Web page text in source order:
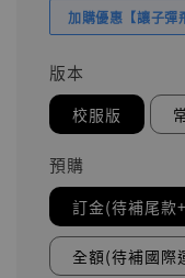
加購優惠【讓子彈
版本
校服版
預購
訂金(待補尾款
全額(待補國際